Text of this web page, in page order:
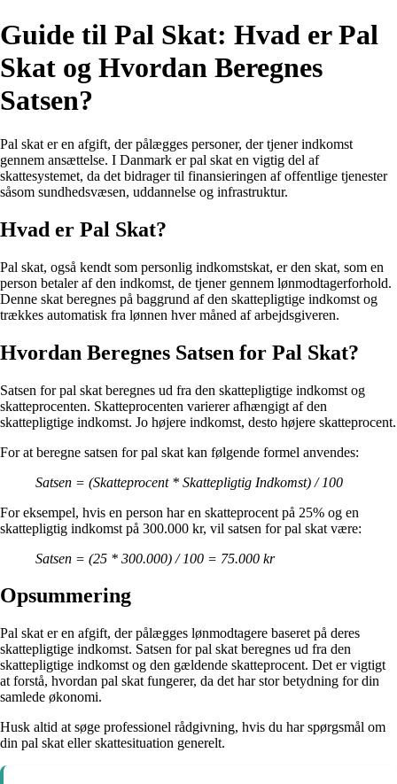
Guide til Pal Skat: Hvad er Pal
Skat og Hvordan Beregnes
Satsen?
Pal skat er en afgift, der pålægges personer, der tjener indkomst
gennem ansættelse. I Danmark er pal skat en vigtig del af
skattesystemet, da det bidrager til finansieringen af offentlige tjenester
såsom sundhedsvæsen, uddannelse og infrastruktur.
Hvad er Pal Skat?
Pal skat, også kendt som personlig indkomstskat, er den skat, som en
person betaler af den indkomst, de tjener gennem lønmodtagerforhold.
Denne skat beregnes på baggrund af den skattepligtige indkomst og
trækkes automatisk fra lønnen hver måned af arbejdsgiveren.
Hvordan Beregnes Satsen for Pal Skat?
Satsen for pal skat beregnes ud fra den skattepligtige indkomst og
skatteprocenten. Skatteprocenten varierer afhængigt af den
skattepligtige indkomst. Jo højere indkomst, desto højere skatteprocent.
For at beregne satsen for pal skat kan følgende formel anvendes:
Satsen = (Skatteprocent * Skattepligtig Indkomst) / 100
For eksempel, hvis en person har en skatteprocent på 25% og en
skattepligtig indkomst på 300.000 kr, vil satsen for pal skat være:
Satsen = (25 * 300.000) / 100 = 75.000 kr
Opsummering
Pal skat er en afgift, der pålægges lønmodtagere baseret på deres
skattepligtige indkomst. Satsen for pal skat beregnes ud fra den
skattepligtige indkomst og den gældende skatteprocent. Det er vigtigt
at forstå, hvordan pal skat fungerer, da det har stor betydning for din
samlede økonomi.
Husk altid at søge professionel rådgivning, hvis du har spørgsmål om
din pal skat eller skattesituation generelt.